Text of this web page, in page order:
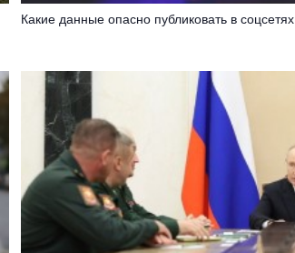
Какие данные опасно публиковать в соцсетях